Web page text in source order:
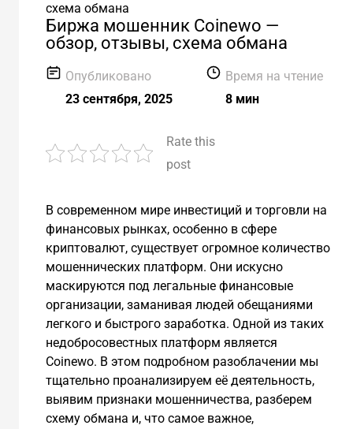
схема обмана
Биржа мошенник Coinewo —
обзор, отзывы, схема обмана
Опубликовано
23 сентября, 2025
Время на чтение
8 мин
Rate this
post
В современном мире инвестиций и торговли на
финансовых рынках, особенно в сфере
криптовалют, существует огромное количество
мошеннических платформ. Они искусно
маскируются под легальные финансовые
организации, заманивая людей обещаниями
легкого и быстрого заработка. Одной из таких
недобросовестных платформ является
Coinewo. В этом подробном разоблачении мы
тщательно проанализируем её деятельность,
выявим признаки мошенничества, разберем
схему обмана и, что самое важное,